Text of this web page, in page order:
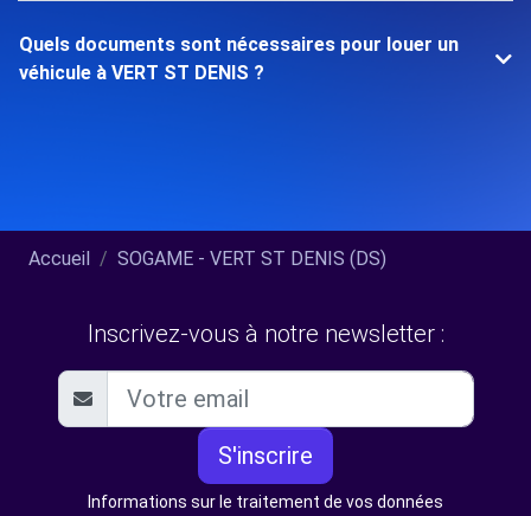
Quels documents sont nécessaires pour louer un
véhicule à VERT ST DENIS ?
Accueil SOGAME - VERT ST DENIS (DS)
Inscrivez-vous à notre newsletter :
S'inscrire
Informations sur le traitement de vos données